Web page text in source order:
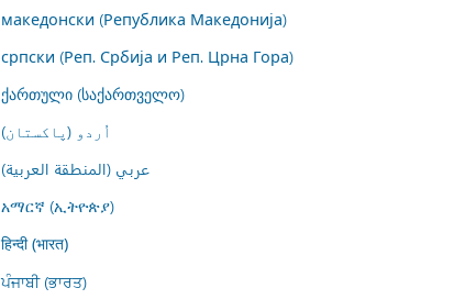
македонски (Република Македонија)
српски (Реп. Србија и Реп. Црна Гора)
ქართული (საქართველო)
اُردو (پاکستان)
عربي (المنطقة العربية)
አማርኛ (ኢትዮጵያ)
हिन्दी (भारत)
ਪੰਜਾਬੀ (ਭਾਰਤ)